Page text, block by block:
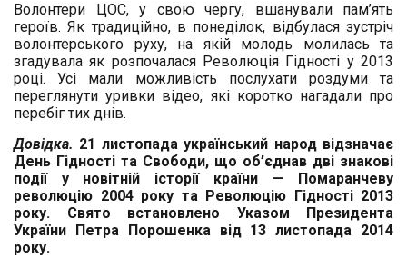
Волонтери ЦОС, у свою чергу, вшанували пам’ять
героїв. Як традиційно, в понеділок, відбулася зустріч
волонтерського руху, на якій молодь молилась та
згадувала як розпочалася Революція Гідності у 2013
році. Усі мали можливість послухати роздуми та
переглянути уривки відео, які коротко нагадали про
перебіг тих днів.
Довідка. 21 листопада український народ відзначає
День Гідності та Свободи, що об’єднав дві знакові
події у новітній історії країни — Помаранчеву
революцію 2004 року та Революцію Гідності 2013
року. Свято встановлено Указом Президента
України Петра Порошенка від 13 листопада 2014
року.